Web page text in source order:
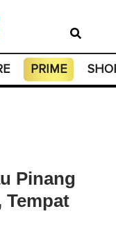
PRIME
Pinang
Tempat